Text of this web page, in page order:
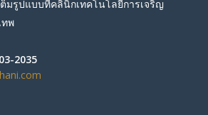
มรูปแบบที่คลินิกเทคโนโลยีการเจริญ
พ
2035